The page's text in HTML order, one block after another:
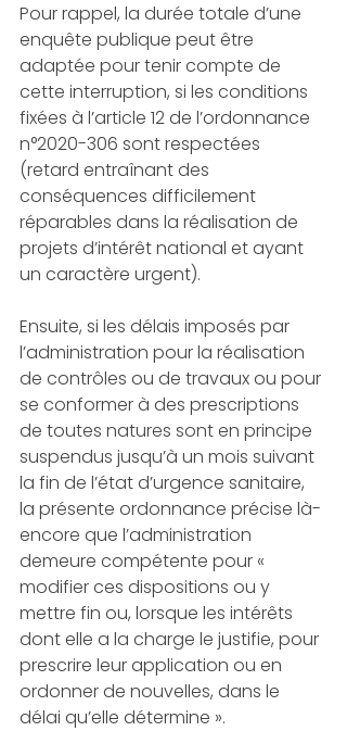
Pour rappel, la durée totale d’une
enquête publique peut être
adaptée pour tenir compte de
cette interruption, si les conditions
fixées à l’article 12 de l’ordonnance
n°2020-306 sont respectées
(retard entraînant des
conséquences difficilement
réparables dans la réalisation de
projets d’intérêt national et ayant
un caractère urgent).
Ensuite, si les délais imposés par
l’administration pour la réalisation
de contrôles ou de travaux ou pour
se conformer à des prescriptions
de toutes natures sont en principe
suspendus jusqu’à un mois suivant
la fin de l’état d’urgence sanitaire,
la présente ordonnance précise là-
encore que l’administration
demeure compétente pour «
modifier ces dispositions ou y
mettre fin ou, lorsque les intérêts
dont elle a la charge le justifie, pour
prescrire leur application ou en
ordonner de nouvelles, dans le
délai qu’elle détermine ».